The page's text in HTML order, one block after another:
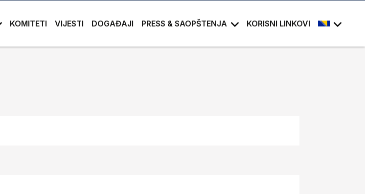
KOMITETI VIJESTI DOGAĐAJI PRESS & SAOPŠTENJA KORISNI LINKOVI